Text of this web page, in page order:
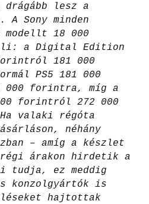
drágább lesz a
A Sony minden
18 000
a Digital Edition
181 000
PS5 181 000
forintra, míg a
forintról 272 000
valaki régóta
néhány
– amíg a készlet
árakon hirdetik a
tudja, ez meddig
konzolgyártók is
hajtottak